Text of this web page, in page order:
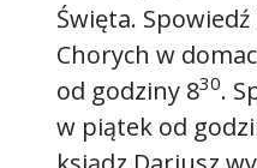
Święta.
Chorych w
od godziny 830.
w piątek od